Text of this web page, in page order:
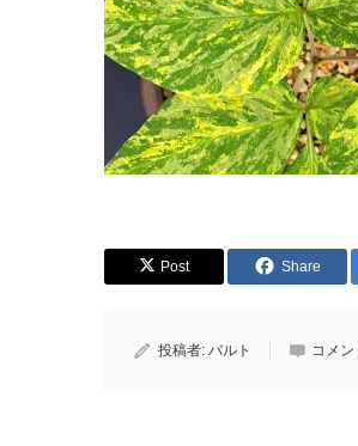
Post Share
投稿者: バルト コメン